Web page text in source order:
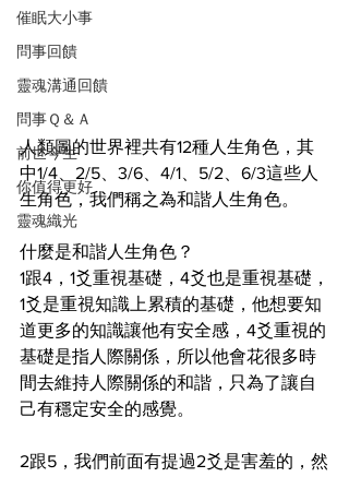
催眠大小事
問事回饋
靈魂溝通回饋
問事Ｑ＆Ａ
前世今生
你值得更好
靈魂織光
人類圖的世界裡共有12種人生角色，其
中1/4、2/5、3/6、4/1、5/2、6/3這些人
生角色，我們稱之為和諧人生角色。
什麼是和諧人生角色？
1跟4，1爻重視基礎，4爻也是重視基礎，
1爻是重視知識上累積的基礎，他想要知
道更多的知識讓他有安全感，4爻重視的
基礎是指人際關係，所以他會花很多時
間去維持人際關係的和諧，只為了讓自
己有穩定安全的感覺。
2跟5，我們前面有提過2爻是害羞的，然